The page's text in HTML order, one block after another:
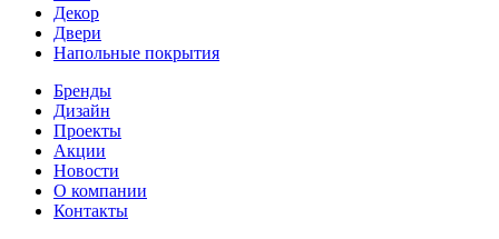
Декор
Двери
Напольные покрытия
Бренды
Дизайн
Проекты
Акции
Новости
О компании
Контакты